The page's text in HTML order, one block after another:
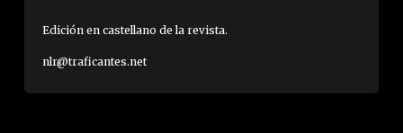
Edición en castellano de la revista.
nlr@traficantes.net